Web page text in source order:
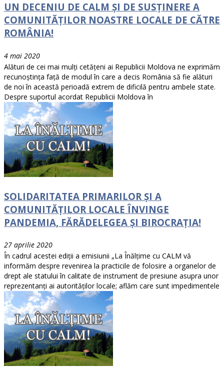
UN DECENIU DE CALM ȘI DE SUSȚINERE A
COMUNITĂȚILOR NOASTRE LOCALE DE CĂTRE
ROMÂNIA!
4 mai 2020
Alături de cei mai mulți cetățeni ai Republicii Moldova ne exprimăm
recunoștința față de modul în care a decis România să fie alături
de noi în această perioadă extrem de dificilă pentru ambele state.
Despre suportul acordat Republicii Moldova în
SOLIDARITATEA PRIMARILOR ȘI A
COMUNITĂȚILOR LOCALE ÎNVINGE
PANDEMIA, FĂRĂDELEGEA ȘI BIROCRAȚIA!
27 aprilie 2020
În cadrul acestei ediții a emisiunii „La Înălțime cu CALM vă
informăm despre revenirea la practicile de folosire a organelor de
drept ale statului în calitate de instrument de presiune asupra unor
reprezentanți ai autorităților locale; aflăm care sunt impedimentele